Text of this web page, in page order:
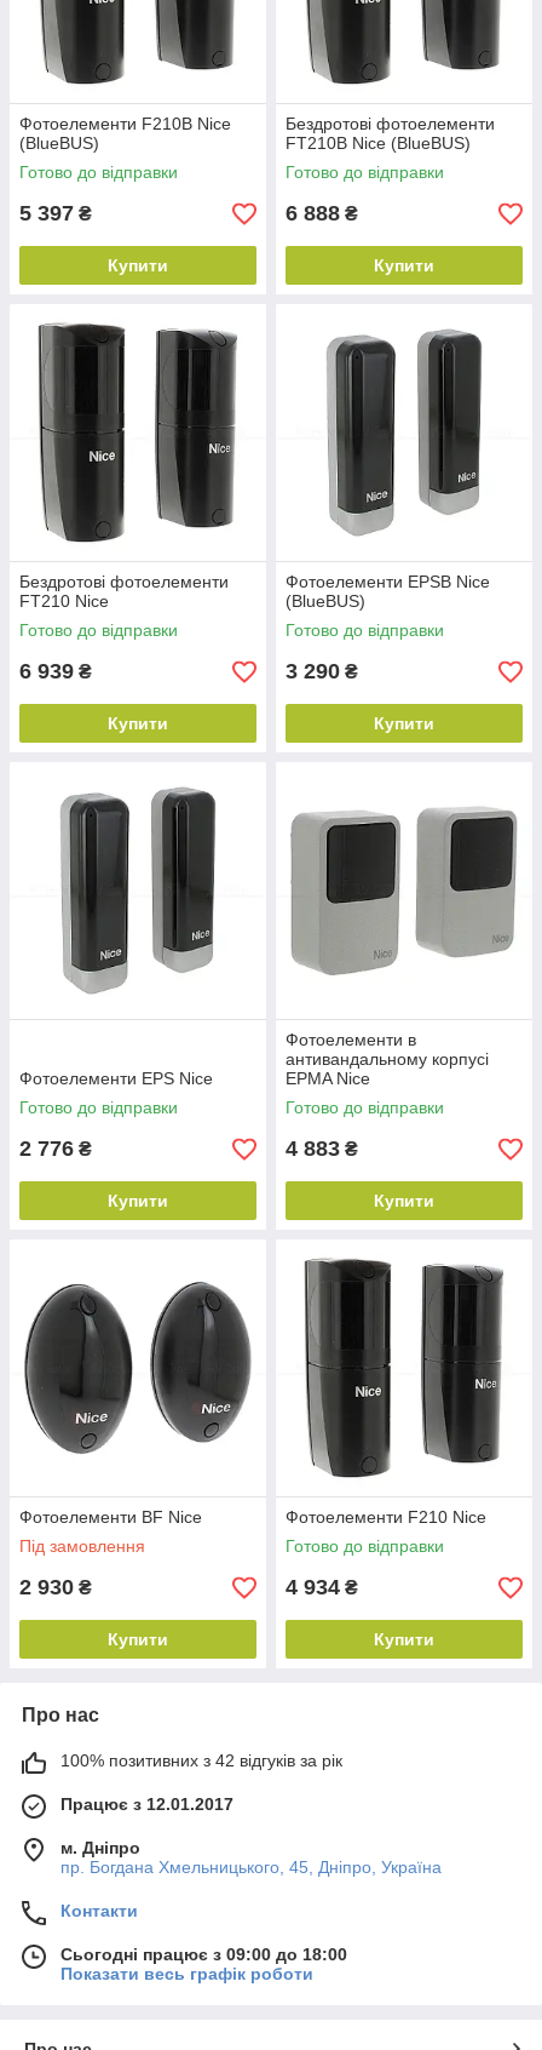
Фотоелементи F210B Nice
(BlueBUS)
Готово до відправки
5 397 ₴
Купити
Бездротові фотоелементи
FT210B Nice (BlueBUS)
Готово до відправки
6 888 ₴
Купити
Бездротові фотоелементи
FT210 Nice
Готово до відправки
6 939 ₴
Купити
Фотоелементи EPSB Nice
(BlueBUS)
Готово до відправки
3 290 ₴
Купити
Фотоелементи EPS Nice
Готово до відправки
2 776 ₴
Купити
Фотоелементи в
антивандальному корпусі
EPMA Nice
Готово до відправки
4 883 ₴
Купити
Фотоелементи BF Nice
Під замовлення
2 930 ₴
Купити
Фотоелементи F210 Nice
Готово до відправки
4 934 ₴
Купити
Про нас
100% позитивних з 42 відгуків за рік
Працює з 12.01.2017
м. Дніпро
пр. Богдана Хмельницького, 45, Дніпро, Україна
Контакти
Сьогодні працює з 09:00 до 18:00
Показати весь графік роботи